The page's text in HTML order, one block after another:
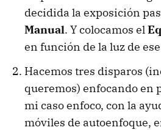
decidida la exposición
Manual. Y colocamos el
en función de la luz de
Hacemos tres disparos
queremos) enfocando en
mi caso enfoco, con la
móviles de autoenfoque,